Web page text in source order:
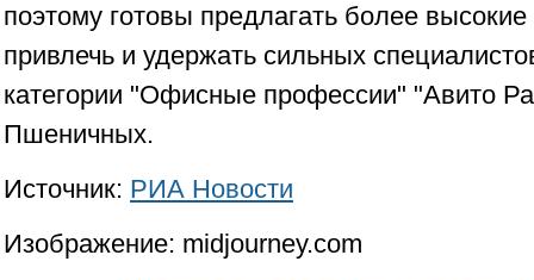
поэтому готовы предлагать более
привлечь и удержать сильных
категории "Офисные профессии" "Авито
Пшеничных.
Источник: РИА Новости
Изображение: midjourney.com